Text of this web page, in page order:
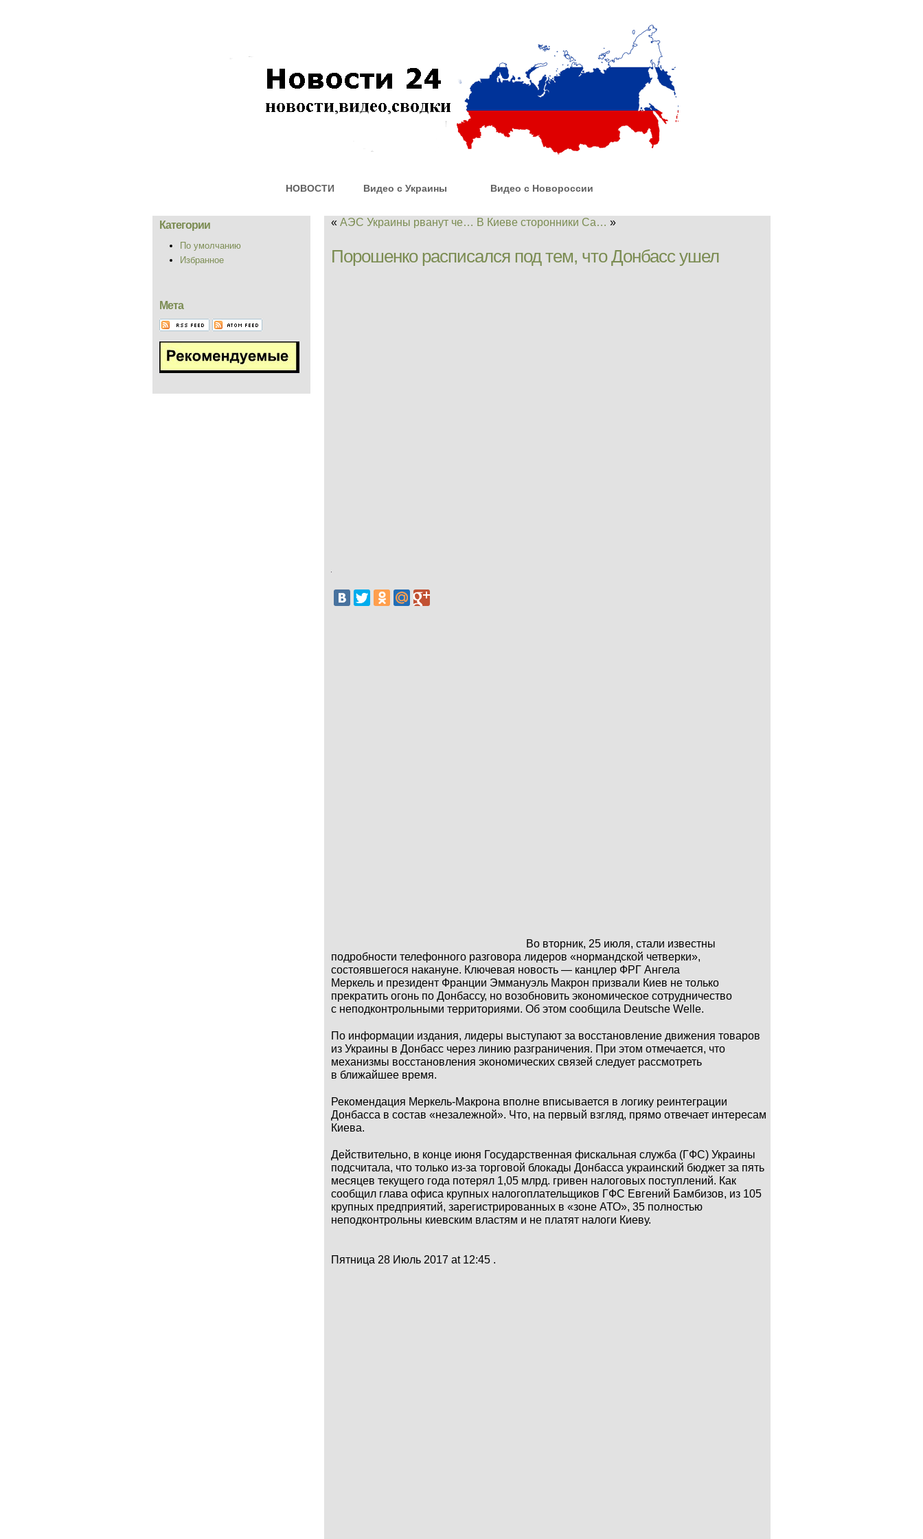
НОВОСТИ Видео с Украины Видео с Новороссии
Категории
По умолчанию
Избранное
Мета
« АЭС Украины рванут че… В Киеве сторонники Са… »
Порошенко расписался под тем, что Донбасс ушел
Во вторник, 25 июля, стали известны
подробности телефонного разговора лидеров «нормандской четверки»,
состоявшегося накануне. Ключевая новость — канцлер ФРГ Ангела
Меркель и президент Франции Эммануэль Макрон призвали Киев не только
прекратить огонь по Донбассу, но возобновить экономическое сотрудничество
с неподконтрольными территориями. Об этом сообщила Deutsche Welle.
По информации издания, лидеры выступают за восстановление движения товаров
из Украины в Донбасс через линию разграничения. При этом отмечается, что
механизмы восстановления экономических связей следует рассмотреть
в ближайшее время.
Рекомендация Меркель-Макрона вполне вписывается в логику реинтеграции
Донбасса в состав «незалежной». Что, на первый взгляд, прямо отвечает интересам
Киева.
Действительно, в конце июня Государственная фискальная служба (ГФС) Украины
подсчитала, что только из-за торговой блокады Донбасса украинский бюджет за пять
месяцев текущего года потерял 1,05 млрд. гривен налоговых поступлений. Как
сообщил глава офиса крупных налогоплательщиков ГФС Евгений Бамбизов, из 105
крупных предприятий, зарегистрированных в «зоне АТО», 35 полностью
неподконтрольны киевским властям и не платят налоги Киеву.
Пятница 28 Июль 2017 at 12:45 .